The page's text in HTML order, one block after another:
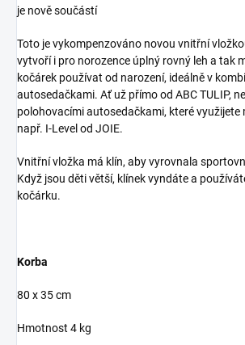
je nově součástí
Toto je vykompenzováno novou vnitřní
vytvoří i pro norozence úplný rovný leh a tak
kočárek používat od narození, ideálně v
autosedačkami. Ať už přímo od ABC TULIP,
polohovacími autosedačkami, které využijete
např. I-Level od JOIE.
Vnitřní vložka má klín, aby vyrovnala
Když jsou děti větší, klínek vyndáte a
kočárku.
Korba
80 x 35 cm
Hmotnost 4 kg